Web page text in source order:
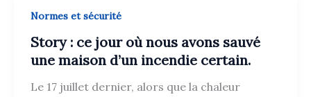
Normes et sécurité
Story : ce jour où nous avons sauvé
une maison d’un incendie certain.
Le 17 juillet dernier, alors que la chaleur